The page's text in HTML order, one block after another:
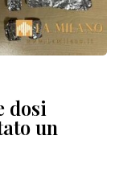
dosi
un